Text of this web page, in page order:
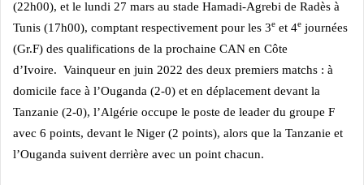
(22h00), et le lundi 27 mars au stade Hamadi-Agrebi de Radès à
Tunis (17h00), comptant respectivement pour les 3e et 4e journées
(Gr.F) des qualifications de la prochaine CAN en Côte
d’Ivoire. Vainqueur en juin 2022 des deux premiers matchs : à
domicile face à l’Ouganda (2-0) et en déplacement devant la
Tanzanie (2-0), l’Algérie occupe le poste de leader du groupe F
avec 6 points, devant le Niger (2 points), alors que la Tanzanie et
l’Ouganda suivent derrière avec un point chacun.